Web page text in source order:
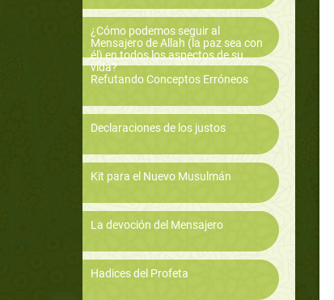
¿Cómo podemos seguir al
Mensajero de Allah (la paz sea con
él) en todos los aspectos de su
vida?
Refutando Conceptos Erróneos
Declaraciones de los justos
Kit para el Nuevo Musulmán
La devoción del Mensajero
Hadices del Profeta